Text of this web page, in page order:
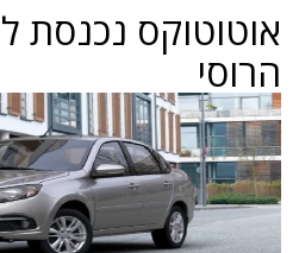
אוטוטוקס נכנסת
הרוסי